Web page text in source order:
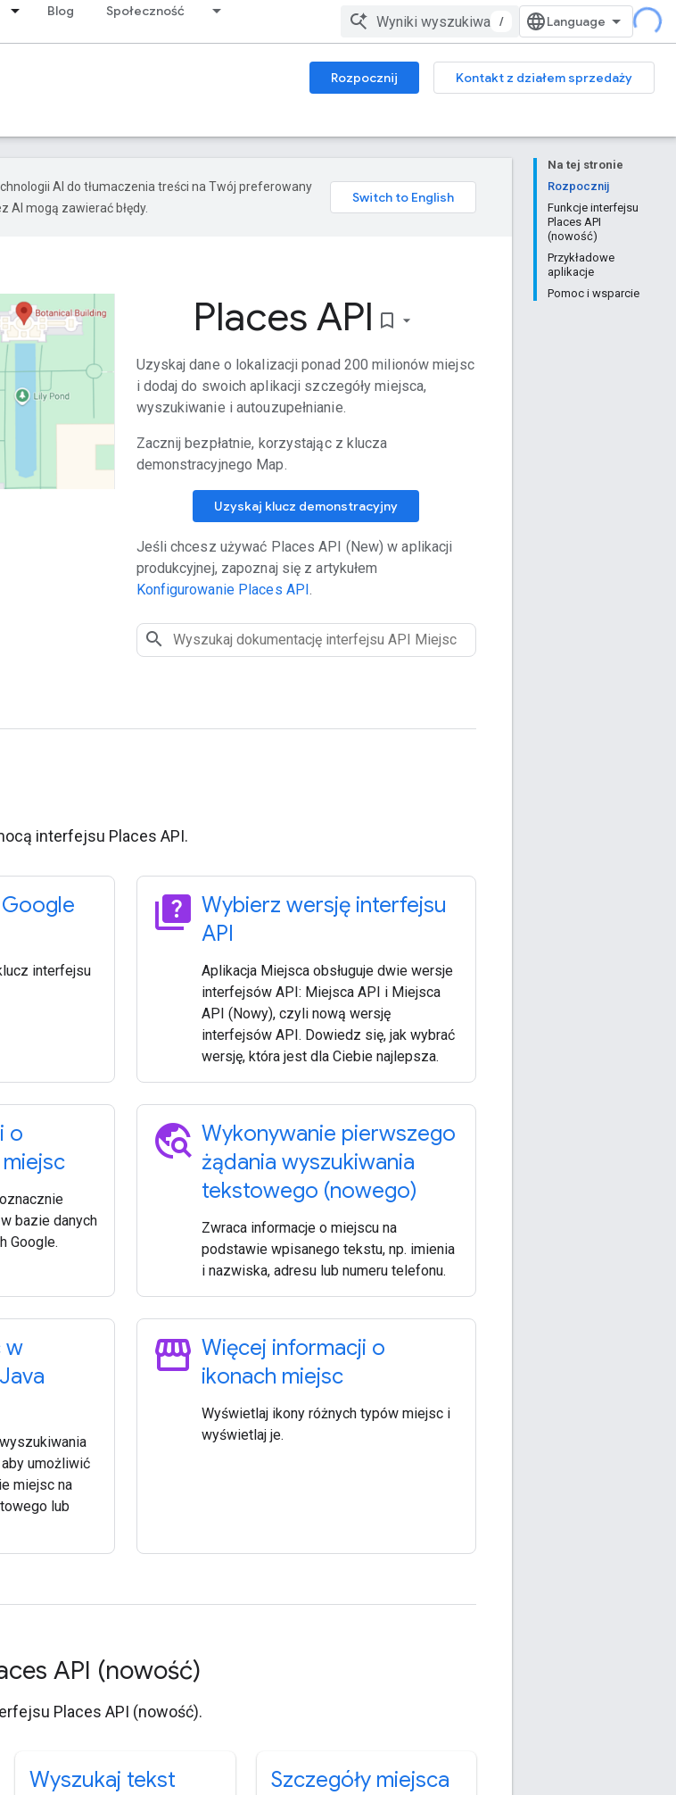
Blog Społeczność
/
Rozpocznij
Kontakt z działem sprzedaży
Na tej stronie
Rozpocznij
Funkcje interfejsu
Places API
(nowość)
Przykładowe
aplikacje
Pomoc i wsparcie
AI do tłumaczenia treści na Twój preferowany
AI mogą zawierać błędy.
Places API bookmark_border
Uzyskaj dane o lokalizacji ponad 200 milionów miejsc
i dodaj do swoich aplikacji szczegóły miejsca,
wyszukiwanie i autouzupełnianie.
Zacznij bezpłatnie, korzystając z klucza
demonstracyjnego Map.
Uzyskaj klucz demonstracyjny
Jeśli chcesz używać Places API (New) w aplikacji
produkcyjnej, zapoznaj się z artykułem
Konfigurowanie Places API.
interfejsu Places API.
interfejsu
quiz Wybierz wersję interfejsu
API
Aplikacja Miejsca obsługuje dwie wersje
interfejsów API: Miejsca API i Miejsca
API (Nowy), czyli nową wersję
interfejsów API. Dowiedz się, jak wybrać
wersję, która jest dla Ciebie najlepsza.
o
bazie danych
Google.
travel_explore Wykonywanie pierwszego
żądania wyszukiwania
tekstowego (nowego)
Zwraca informacje o miejscu na
podstawie wpisanego tekstu, np. imienia
i nazwiska, adresu lub numeru telefonu.
w
aby umożliwić
miejsc na
lub
storefront Więcej informacji o
ikonach miejsc
Wyświetlaj ikony różnych typów miejsc i
wyświetlaj je.
API (nowość)
Places API (nowość).
Wyszukaj tekst
Szczegóły miejsca